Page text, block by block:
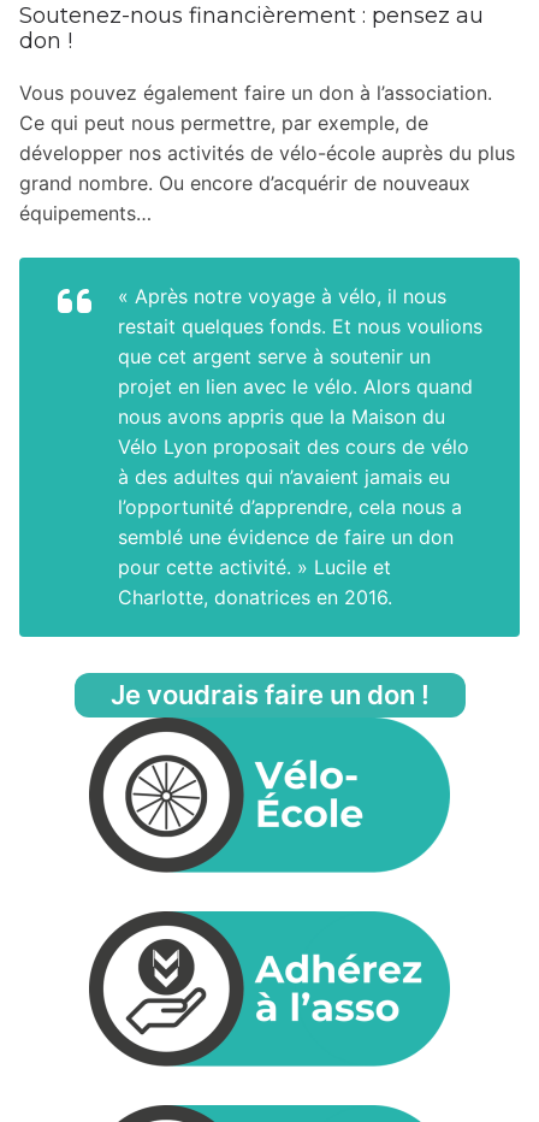
Soutenez-nous financièrement : pensez au
don !
Vous pouvez également faire un don à l’association.
Ce qui peut nous permettre, par exemple, de
développer nos activités de vélo-école auprès du plus
grand nombre. Ou encore d’acquérir de nouveaux
équipements…
« Après notre voyage à vélo, il nous
restait quelques fonds. Et nous voulions
que cet argent serve à soutenir un
projet en lien avec le vélo. Alors quand
nous avons appris que la Maison du
Vélo Lyon proposait des cours de vélo
à des adultes qui n’avaient jamais eu
l’opportunité d’apprendre, cela nous a
semblé une évidence de faire un don
pour cette activité. » Lucile et
Charlotte, donatrices en 2016.
Je voudrais faire un don !